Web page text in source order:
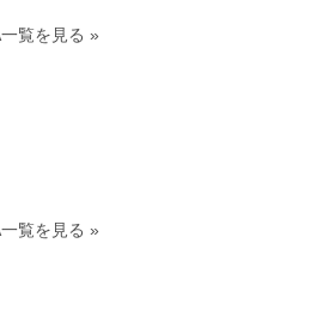
覧を見る »
覧を見る »